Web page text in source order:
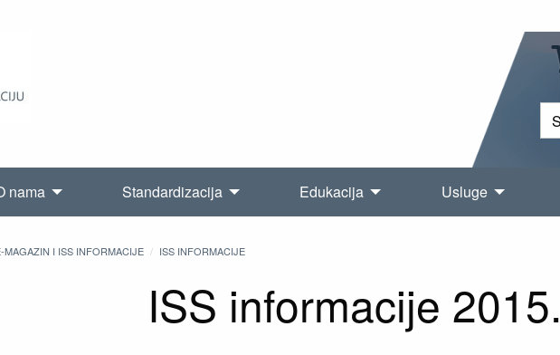
nama Standardizacija Edukacija Usluge
MAGAZIN I ISS INFORMACIJE ISS INFORMACIJE
ISS informacije 2015.